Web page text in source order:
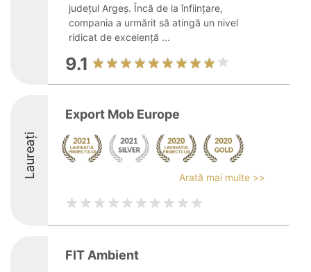
județul Argeș. Încă de la înființare,
compania a urmărit să atingă un nivel
ridicat de excelență ...
9.1
Laureați
Export Mob Europe
Arată mai multe >>
FIT Ambient